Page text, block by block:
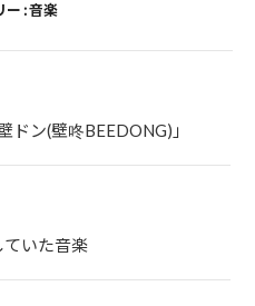
ー : 音楽
ドン(壁咚­BEEDONG)」
いた音楽